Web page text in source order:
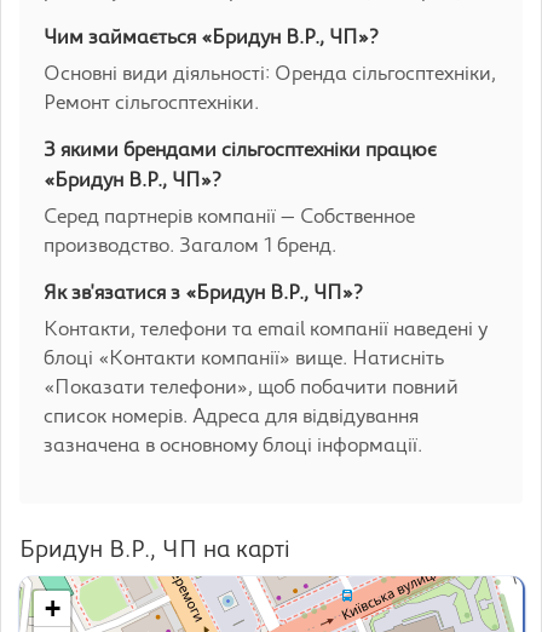
Чим займається «Бридун В.Р., ЧП»?
Основні види діяльності: Оренда сільгосптехніки,
Ремонт сільгосптехніки.
З якими брендами сільгосптехніки працює
«Бридун В.Р., ЧП»?
Серед партнерів компанії — Собственное
производство. Загалом 1 бренд.
Як зв'язатися з «Бридун В.Р., ЧП»?
Контакти, телефони та email компанії наведені у
блоці «Контакти компанії» вище. Натисніть
«Показати телефони», щоб побачити повний
список номерів. Адреса для відвідування
зазначена в основному блоці інформації.
Бридун В.Р., ЧП на карті
+